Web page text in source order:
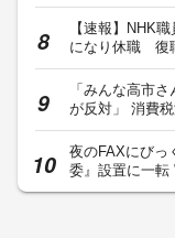
【速報】NHK
になり休職 復
「みんな高市
が反対」 消費
夜のFAXにびっ
委』設置に一転